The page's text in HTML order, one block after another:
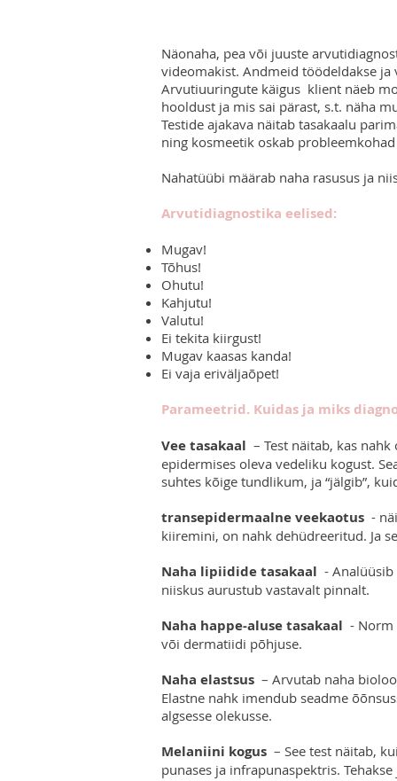
Näonaha, pea või juuste
videomakist. Andmeid töödeldakse
Arvutiuuringute käigus klient näeb
hooldust ja mis sai pärast, s.t. näha
Testide ajakava näitab tasakaalu
ning kosmeetik oskab
Nahatüübi määrab naha rasusus ja
Arvutidiagnostika eelised:
Mugav!
Tõhus!
Ohutu!
Kahjutu!
Valutu!
Ei tekita kiirgust!
Mugav kaasas kanda!
Ei vaja eriväljaõpet!
Parameetrid. Kuidas ja miks
Vee tasakaal – Test näitab, kas
epidermises oleva vedeliku kogust.
suhtes kõige tundlikum, ja “jälgib”,
transepidermaalne veekaotus -
kiiremini, on nahk dehüdreeritud. Ja
Naha lipiidide tasakaal -
niiskus aurustub vastavalt pinnalt.
Naha happe-aluse tasakaal - Norm
või dermatiidi põhjuse.
Naha elastsus – Arvutab naha
Elastne nahk imendub seadme
algsesse olekusse.
Melaniini kogus – See test näitab,
punases ja infrapunaspektris.